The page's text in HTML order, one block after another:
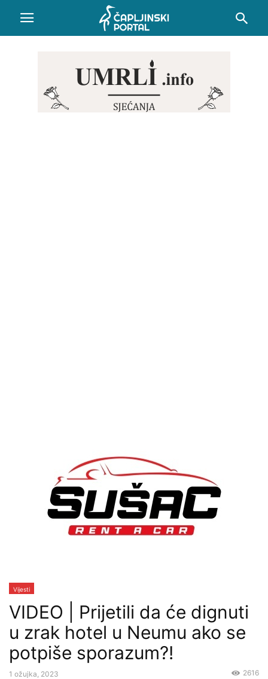
Vijesti
VIDEO | Prijetili da će dignuti
u zrak hotel u Neumu ako se
potpiše sporazum?!
1 ožujka, 2023 2616